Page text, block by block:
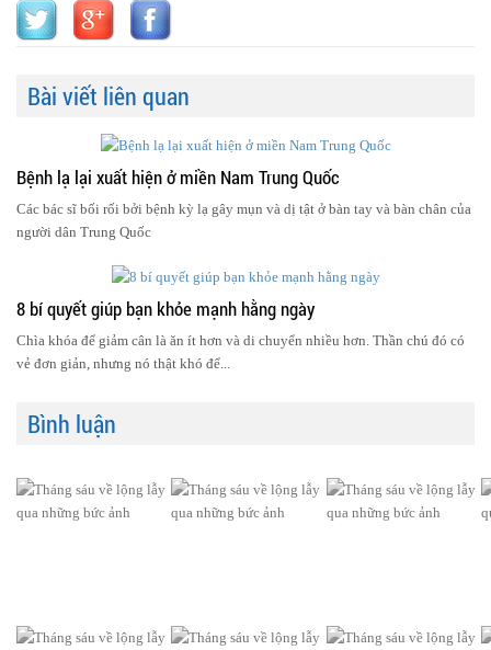
Bài viết liên quan
Bệnh lạ lại xuất hiện ở miền Nam Trung Quốc
Các bác sĩ bối rối bởi bệnh kỳ lạ gây mụn và dị tật ở bàn tay và bàn chân của
người dân Trung Quốc
8 bí quyết giúp bạn khỏe mạnh hằng ngày
Chìa khóa để giảm cân là ăn ít hơn và di chuyển nhiều hơn. Thần chú đó có
vẻ đơn giản, nhưng nó thật khó để...
Bình luận